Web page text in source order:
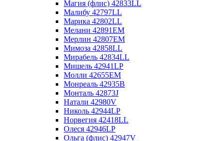
Магия (флис) 42833LL
Малибу 42797LL
Марика 42802LL
Мелани 42891EM
Мерлин 42807EM
Мимоза 42858LL
Мирабель 42834LL
Мишель 42941LP
Молли 42655EM
Монреаль 42935B
Монталь 42873J
Натали 42980V
Николь 42944LP
Норвегия 42418LL
Олеся 42946LP
Ольга (флис) 42947V